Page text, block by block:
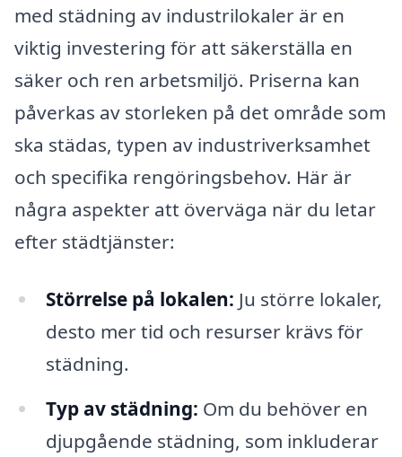
med städning av industrilokaler är en
viktig investering för att säkerställa en
säker och ren arbetsmiljö. Priserna kan
påverkas av storleken på det område som
ska städas, typen av industriverksamhet
och specifika rengöringsbehov. Här är
några aspekter att överväga när du letar
efter städtjänster:
Störrelse på lokalen: Ju större lokaler,
desto mer tid och resurser krävs för
städning.
Typ av städning: Om du behöver en
djupgående städning, som inkluderar